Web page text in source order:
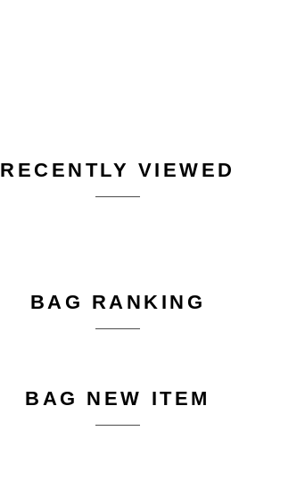
RECENTLY VIEWED
BAG RANKING
BAG NEW ITEM